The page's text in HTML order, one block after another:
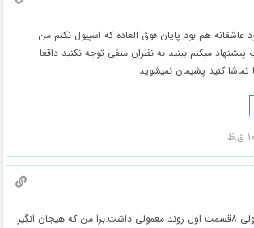
عاشقانه هم بود پایان فوق العاده که اسپیول نکنم من
میکنم ببنید به نظران منفی توجه نکنید داقعا
کنید پشیمان نمیشوید
سریال در کل خوبی بود ولی ۸قسمت اول روند معمولی داشت.برا من که هیجان انگیز